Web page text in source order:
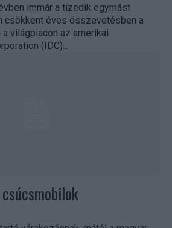
immár a tizedik egymást
csökkent éves összevetésben a
világpiacon az amerikai
(IDC)...